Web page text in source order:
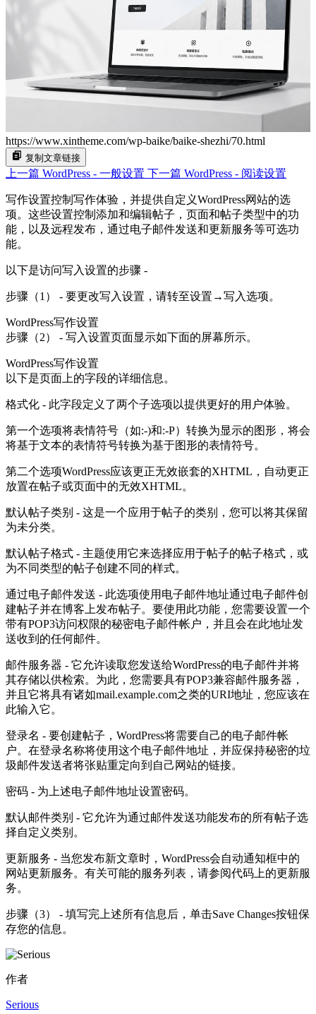
https://www.xintheme.com/wp-baike/baike-shezhi/70.html
复制文章链接
上一篇 WordPress - 一般设置 下一篇 WordPress - 阅读设置
写作设置控制写作体验，并提供自定义WordPress网站的选
项。这些设置控制添加和编辑帖子，页面和帖子类型中的功
能，以及远程发布，通过电子邮件发送和更新服务等可选功
能。
以下是访问写入设置的步骤 -
步骤（1） - 要更改写入设置，请转至设置→写入选项。
WordPress写作设置
步骤（2） - 写入设置页面显示如下面的屏幕所示。
WordPress写作设置
以下是页面上的字段的详细信息。
格式化 - 此字段定义了两个子选项以提供更好的用户体验。
第一个选项将表情符号（如:-)和:-P）转换为显示的图形，将会
将基于文本的表情符号转换为基于图形的表情符号。
第二个选项WordPress应该更正无效嵌套的XHTML，自动更正
放置在帖子或页面中的无效XHTML。
默认帖子类别 - 这是一个应用于帖子的类别，您可以将其保留
为未分类。
默认帖子格式 - 主题使用它来选择应用于帖子的帖子格式，或
为不同类型的帖子创建不同的样式。
通过电子邮件发送 - 此选项使用电子邮件地址通过电子邮件创
建帖子并在博客上发布帖子。要使用此功能，您需要设置一个
带有POP3访问权限的秘密电子邮件帐户，并且会在此地址发
送收到的任何邮件。
邮件服务器 - 它允许读取您发送给WordPress的电子邮件并将
其存储以供检索。为此，您需要具有POP3兼容邮件服务器，
并且它将具有诸如mail.example.com之类的URI地址，您应该在
此输入它。
登录名 - 要创建帖子，WordPress将需要自己的电子邮件帐
户。在登录名称将使用这个电子邮件地址，并应保持秘密的垃
圾邮件发送者将张贴重定向到自己网站的链接。
密码 - 为上述电子邮件地址设置密码。
默认邮件类别 - 它允许为通过邮件发送功能发布的所有帖子选
择自定义类别。
更新服务 - 当您发布新文章时，WordPress会自动通知框中的
网站更新服务。有关可能的服务列表，请参阅代码上的更新服
务。
步骤（3） - 填写完上述所有信息后，单击Save Changes按钮保
存您的信息。
作者
Serious